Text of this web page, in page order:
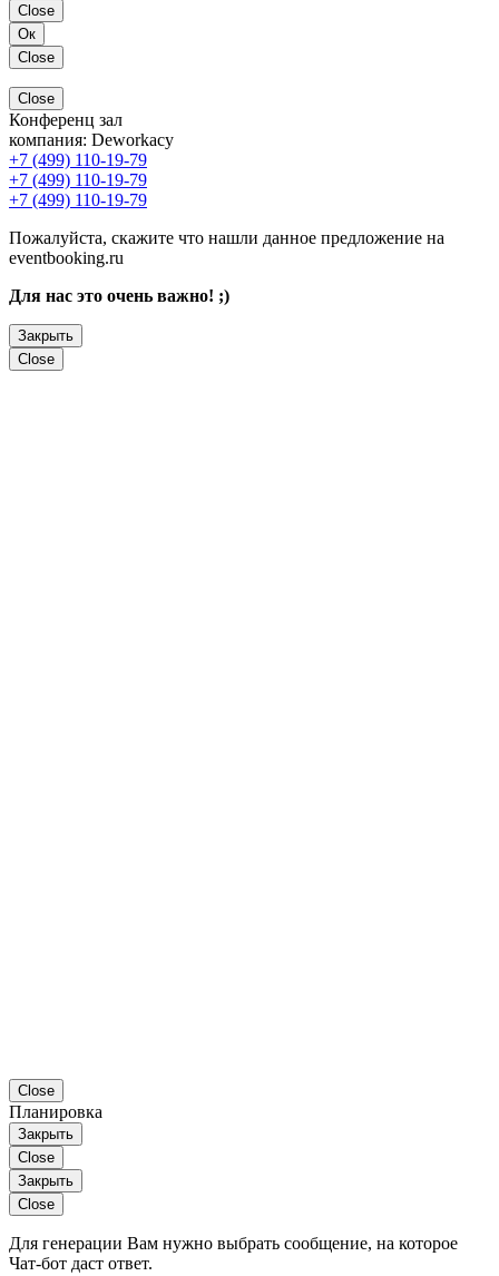
Close
Ок
Close
Close
Конференц зал
компания: Deworkacy
+7 (499) 110-19-79
+7 (499) 110-19-79
+7 (499) 110-19-79
Пожалуйста, скажите что нашли данное предложение на
eventbooking.ru
Для нас это очень важно! ;)
Закрыть
Close
Close
Планировка
Закрыть
Close
Закрыть
Close
Для генерации Вам нужно выбрать сообщение, на которое
Чат-бот даст ответ.